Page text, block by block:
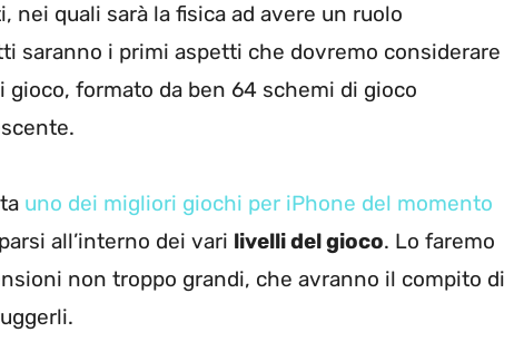
nei quali sarà la fisica ad avere un ruolo
saranno i primi aspetti che dovremo considerare
formato da ben 64 schemi di gioco
uno dei migliori giochi per iPhone del momento
all’interno dei vari livelli del gioco. Lo faremo
non troppo grandi, che avranno il compito di